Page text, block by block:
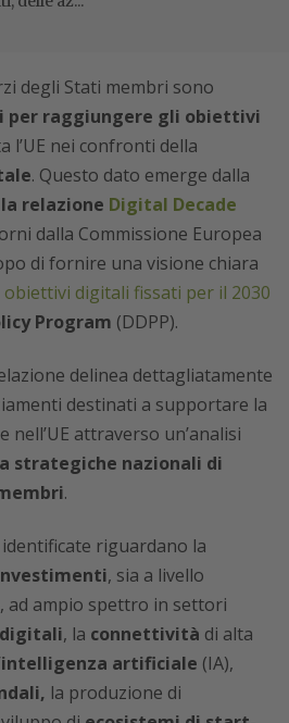
degli Stati membri sono
per raggiungere gli obiettivi
l’UE nei confronti della
. Questo dato emerge dalla
relazione Digital Decade
dalla Commissione Europea
di fornire una visione chiara
obiettivi digitali fissati per il 2030
Program (DDPP).
delinea dettagliatamente
destinati a supportare la
attraverso un’analisi
strategiche nazionali di
.
identificate riguardano la
, sia a livello
ad ampio spettro in settori
, la connettività di alta
intelligenza artificiale (IA),
la produzione di